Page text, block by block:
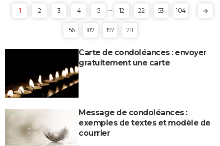
1 2 3 4 5 ... 12 22 53 104
156 187 197 211
Carte de condoléances : envoyer
gratuitement une carte
Message de condoléances :
exemples de textes et modèle de
courrier